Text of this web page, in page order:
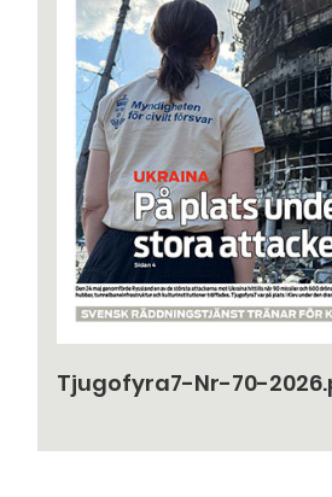
Tjugofyra7-Nr-70-